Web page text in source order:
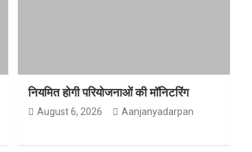
नियमित होगी परियोजनाओं की मॉनिटरिंग
August 6, 2026 Aanjanyadarpan